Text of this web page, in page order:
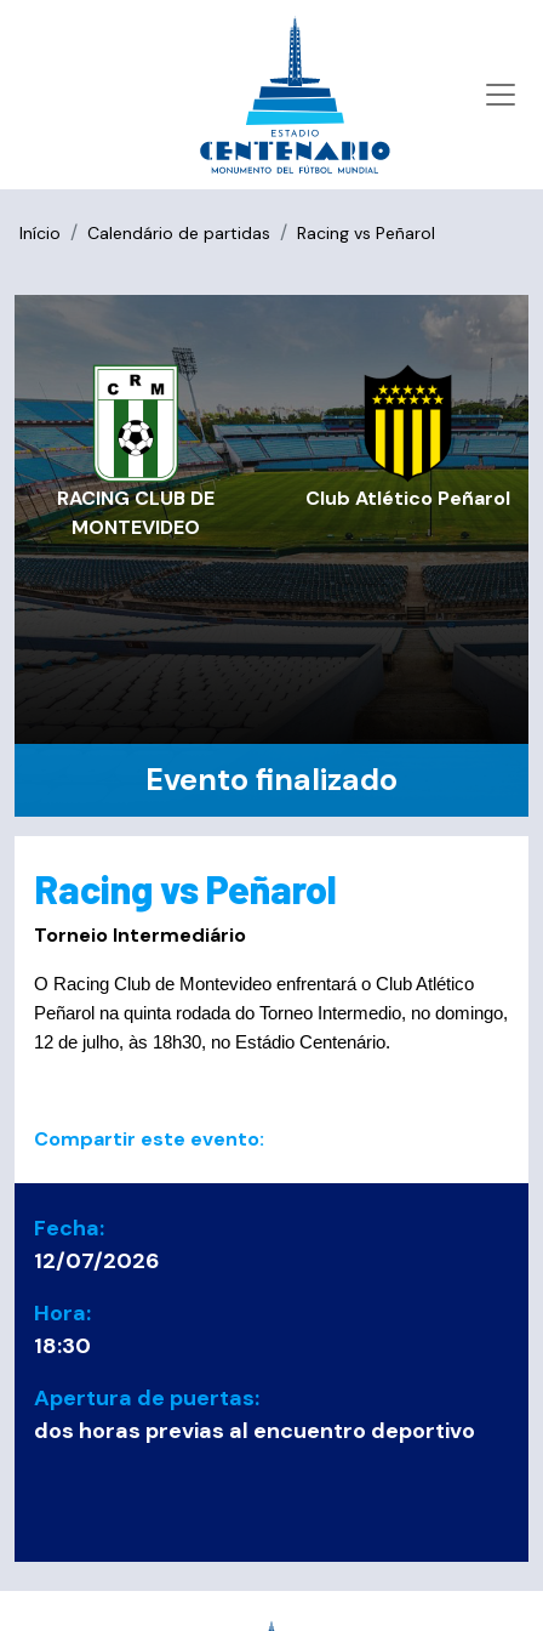
Início Calendário de partidas Racing vs Peñarol
RACING CLUB DE
MONTEVIDEO
Club Atlético Peñarol
Evento finalizado
Racing vs Peñarol
Torneio Intermediário
O Racing Club de Montevideo enfrentará o Club Atlético
Peñarol na quinta rodada do Torneo Intermedio, no domingo,
12 de julho, às 18h30, no Estádio Centenário.
Compartir este evento:
Fecha:
12/07/2026
Hora:
18:30
Apertura de puertas:
dos horas previas al encuentro deportivo